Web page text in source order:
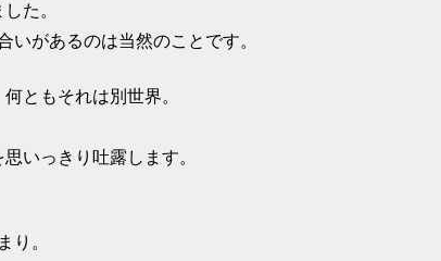
た。
があるのは当然のことです。
ともそれは別世界。
いっきり吐露します。
り。